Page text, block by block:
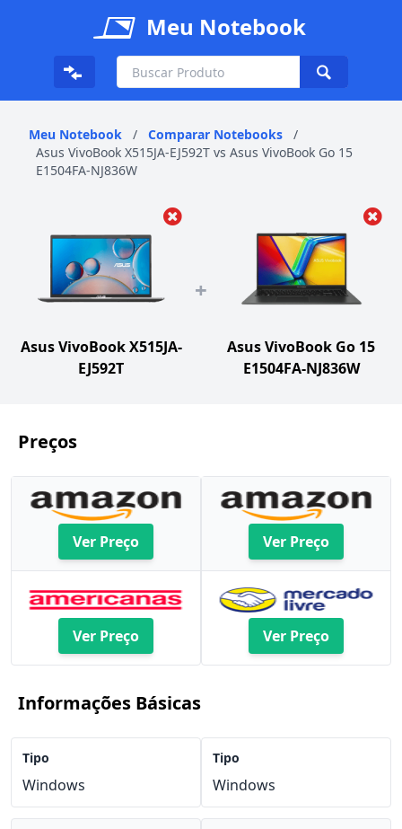
Meu Notebook
Meu Notebook / Comparar Notebooks
/
Asus VivoBook X515JA-EJ592T vs Asus VivoBook Go 15
E1504FA-NJ836W
Asus VivoBook X515JA-
EJ592T
+
Asus VivoBook Go 15
E1504FA-NJ836W
Preços
Ver Preço
Ver Preço
Ver Preço
Ver Preço
Informações Básicas
Tipo
Windows
Tipo
Windows